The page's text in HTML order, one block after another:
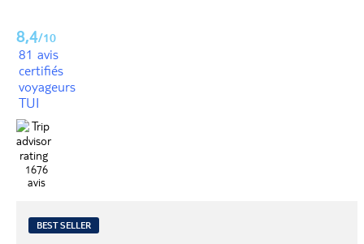
8,4/10
81 avis
certifiés
voyageurs
TUI
1676
avis
BEST SELLER